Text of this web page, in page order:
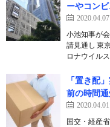
ーやコン
2020.04.07
小池知事が
請見通し 東
ロナウイル
「置き配
前の時間
2020.04.01
国交・経産